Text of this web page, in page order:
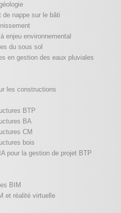
de nappe sur le bâti
enjeu environnemental
du sous sol
en gestion des eaux pluviales
les constructions
BTP
BA
CM
bois
pour la gestion de projet BTP
BIM
et réalité virtuelle